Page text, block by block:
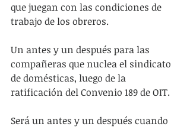
que juegan con las condiciones de
trabajo de los obreros.
Un antes y un después para las
compañeras que nuclea el sindicato
de domésticas, luego de la
ratificación del Convenio 189 de OIT.
Será un antes y un después cuando